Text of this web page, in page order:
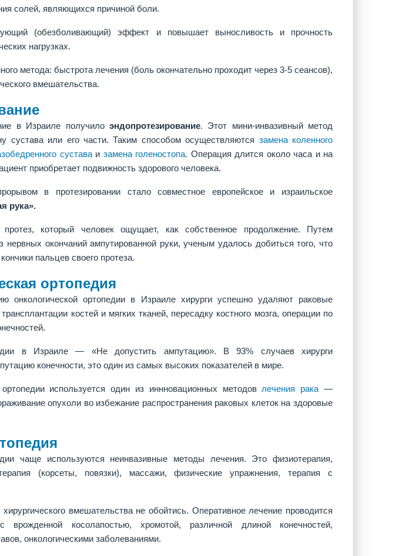
солей, являющихся причиной боли.
(обезболивающий) эффект и повышает выносливость и прочность
нагрузках.
метода: быстрота лечения (боль окончательно проходит через 3-5 сеансов),
вмешательства.
в Израиле получило эндопротезирование. Этот мини-инвазивный метод
сустава или его части. Таким способом осуществляются замена коленного
суставаи замена голеностопа. Операция длится около часа и на
приобретает подвижность здорового человека.
в протезировании стало совместное европейское и израильское
рука».
который человек ощущает, как собственное продолжение. Путем
нервных окончаний ампутированной руки, ученым удалось добиться того, что
пальцев своего протеза.
ортопедия
онкологической ортопедии в Израиле хирурги успешно удаляют раковые
костей и мягких тканей, пересадку костного мозга, операции по
в Израиле — «Не допустить ампутацию». В 93% случаев хирурги
конечности, это один из самых высоких показателей в мире.
используется один из иннновационных методов лечения рака —
опухоли во избежание распространения раковых клеток на здоровые
чаще используются неинвазивные методы лечения. Это физиотерапия,
(корсеты, повязки), массажи, физические упражнения, терапия с
вмешательства не обойтись. Оперативное лечение проводится
косолапостью, хромотой, различной длиной конечностей,
онкологическими заболеваниями.